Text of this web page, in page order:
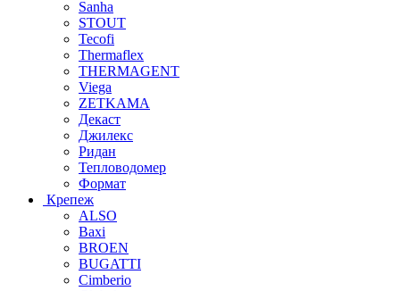
Sanha
STOUT
Tecofi
Thermaflex
THERMAGENT
Viega
ZETKAMA
Декаст
Джилекс
Ридан
Тепловодомер
Формат
Крепеж
ALSO
Baxi
BROEN
BUGATTI
Cimberio